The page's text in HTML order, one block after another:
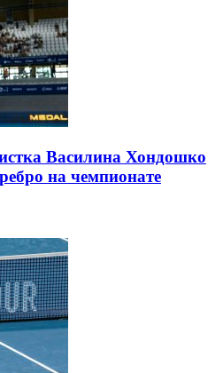
Василина Хондошко
на чемпионате